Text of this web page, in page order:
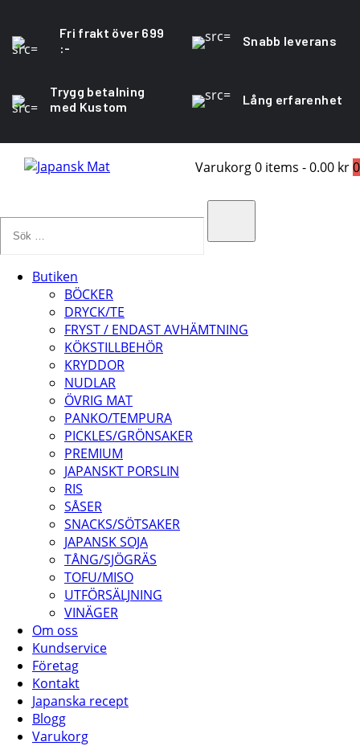
Fri frakt över 699
:-
Snabb leverans
Trygg betalning
med Kustom
Lång erfarenhet
Varukorg0 items -0.00 kr0
Butiken
BÖCKER
DRYCK/TE
FRYST / ENDAST AVHÄMTNING
KÖKSTILLBEHÖR
KRYDDOR
NUDLAR
ÖVRIG MAT
PANKO/TEMPURA
PICKLES/GRÖNSAKER
PREMIUM
JAPANSKT PORSLIN
RIS
SÅSER
SNACKS/SÖTSAKER
JAPANSK SOJA
TÅNG/SJÖGRÄS
TOFU/MISO
UTFÖRSÄLJNING
VINÄGER
Om oss
Kundservice
Företag
Kontakt
Japanska recept
Blogg
Varukorg